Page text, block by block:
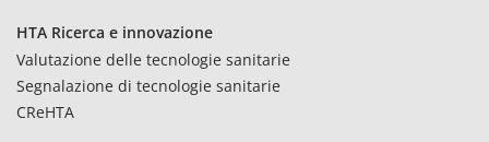
HTA Ricerca e innovazione
Valutazione delle tecnologie sanitarie
Segnalazione di tecnologie sanitarie
CReHTA